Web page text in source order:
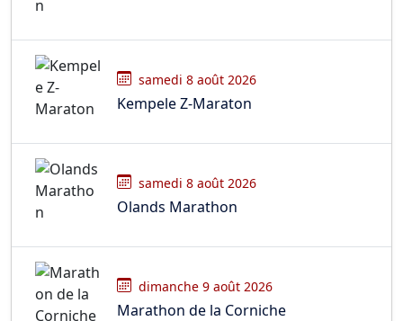
samedi 8 août 2026
Kempele Z-Maraton
samedi 8 août 2026
Olands Marathon
dimanche 9 août 2026
Marathon de la Corniche